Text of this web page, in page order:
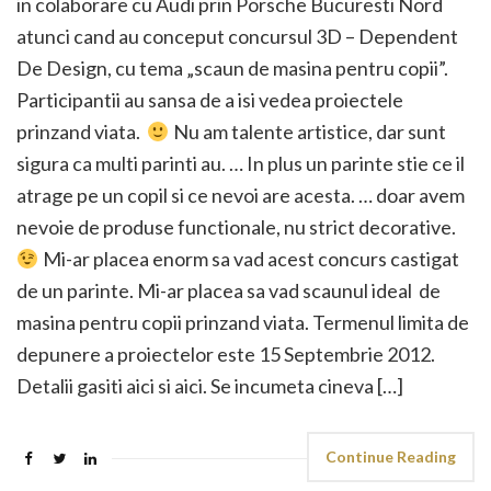
atunci cand au conceput concursul 3D – Dependent
De Design, cu tema „scaun de masina pentru copii”.
Participantii au sansa de a isi vedea proiectele
prinzand viata.
Nu am talente artistice, dar sunt
sigura ca multi parinti au. … In plus un parinte stie ce il
atrage pe un copil si ce nevoi are acesta. … doar avem
nevoie de produse functionale, nu strict decorative.
Mi-ar placea enorm sa vad acest concurs castigat
de un parinte. Mi-ar placea sa vad scaunul ideal de
masina pentru copii prinzand viata. Termenul limita de
depunere a proiectelor este 15 Septembrie 2012.
Detalii gasiti aici si aici. Se incumeta cineva […]
Continue Reading